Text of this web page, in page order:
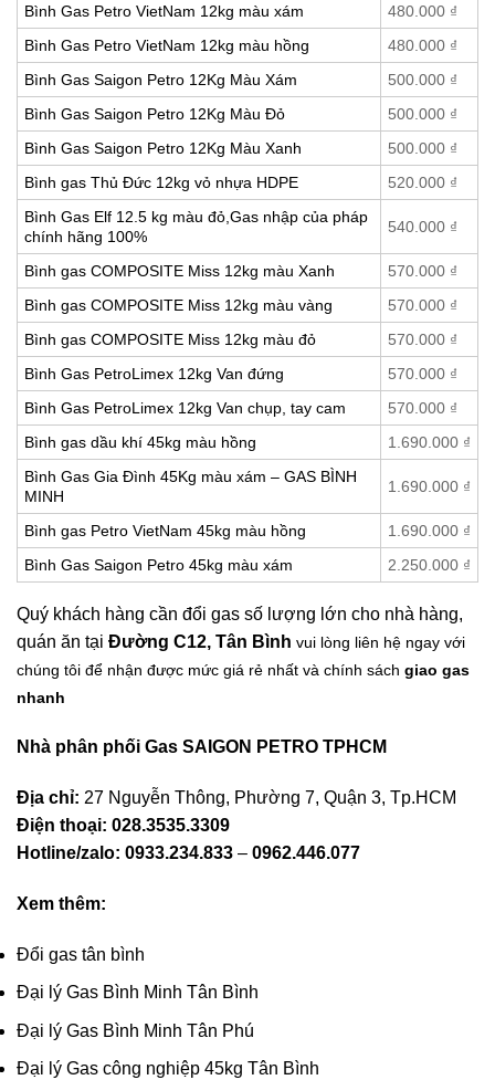
Bình Gas Petro VietNam 12kg màu xám 480.000 ₫
Bình Gas Petro VietNam 12kg màu hồng
480.000 ₫
Bình Gas Saigon Petro 12Kg Màu Xám
500.000 ₫
Bình Gas Saigon Petro 12Kg Màu Đỏ
500.000 ₫
Bình Gas Saigon Petro 12Kg Màu Xanh
500.000 ₫
Bình gas Thủ Đức 12kg vỏ nhựa HDPE
520.000 ₫
Bình Gas Elf 12.5 kg màu đỏ,Gas nhập của pháp
chính hãng 100%
540.000 ₫
Bình gas COMPOSITE Miss 12kg màu Xanh 570.000 ₫
Bình gas COMPOSITE Miss 12kg màu vàng
570.000 ₫
Bình gas COMPOSITE Miss 12kg màu đỏ
570.000 ₫
Bình Gas PetroLimex 12kg Van đứng
570.000 ₫
Bình Gas PetroLimex 12kg Van chụp, tay cam
570.000 ₫
Bình gas dầu khí 45kg màu hồng
1.690.000 ₫
Bình Gas Gia Đình 45Kg màu xám – GAS BÌNH
MINH
1.690.000 ₫
Bình gas Petro VietNam 45kg màu hồng 1.690.000 ₫
Bình Gas Saigon Petro 45kg màu xám
2.250.000 ₫
Quý khách hàng cần đổi gas số lượng lớn cho nhà hàng,
quán ăn tại Đường C12, Tân Bình vui lòng liên hệ ngay với
chúng tôi để nhận được mức giá rẻ nhất và chính sách giao gas
nhanh
Nhà phân phối Gas SAIGON PETRO TPHCM
Địa chỉ: 27 Nguyễn Thông, Phường 7, Quận 3, Tp.HCM
Điện thoại: 028.3535.3309
Hotline/zalo: 0933.234.833 – 0962.446.077
Xem thêm:
Đổi gas tân bình
Đại lý Gas Bình Minh Tân Bình
Đại lý Gas Bình Minh Tân Phú
Đại lý Gas công nghiệp 45kg Tân Bình